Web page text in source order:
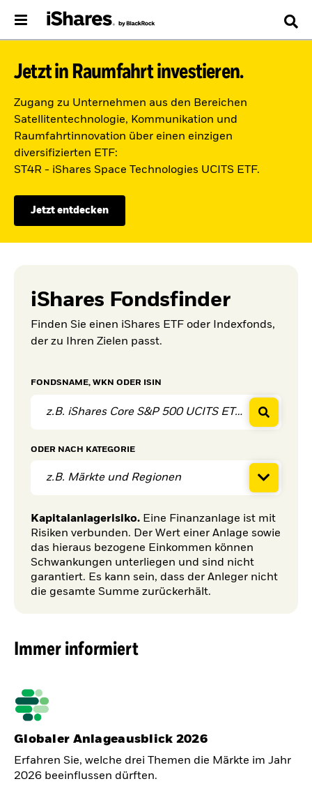
Jetzt in Raumfahrt investieren.
Zugang zu Unternehmen aus den Bereichen
Satellitentechnologie, Kommunikation und
Raumfahrtinnovation über einen einzigen
diversifizierten ETF:
ST4R - iShares Space Technologies UCITS ETF.
Jetzt entdecken
iShares Fondsfinder
Finden Sie einen iShares ETF oder Indexfonds,
der zu Ihren Zielen passt.
FONDSNAME, WKN ODER ISIN
ODER NACH KATEGORIE
z.B. Märkte und Regionen
Kapitalanlagerisiko. Eine Finanzanlage ist mit
Risiken verbunden. Der Wert einer Anlage sowie
das hieraus bezogene Einkommen können
Schwankungen unterliegen und sind nicht
garantiert. Es kann sein, dass der Anleger nicht
die gesamte Summe zurückerhält.
Immer informiert
Globaler Anlageausblick 2026
Erfahren Sie, welche drei Themen die Märkte im Jahr
2026 beeinflussen dürften.